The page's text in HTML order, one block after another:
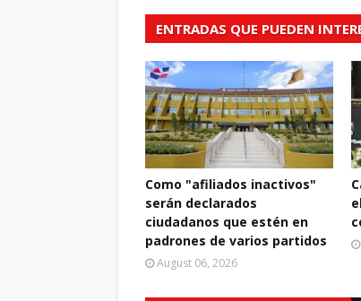
ENTRADAS QUE PUEDEN
Como "afiliados inactivos"
serán declarados
ciudadanos que estén en
padrones de varios partidos
August 06, 2026